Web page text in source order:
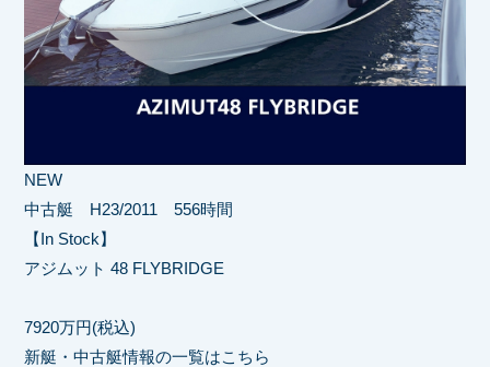
NEW
中古艇 H23/2011 556時間
【In Stock】
アジムット 48 FLYBRIDGE
7920万円(税込)
新艇・中古艇情報の一覧はこちら